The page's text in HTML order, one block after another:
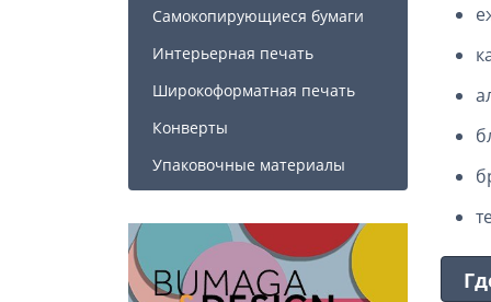
Самокопирующиеся бумаги
Интерьерная печать
Широкоформатная печать
Конверты
Упаковочные материалы